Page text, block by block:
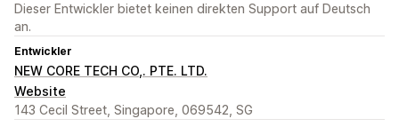
Dieser Entwickler bietet keinen direkten Support auf Deutsch
an.
Entwickler
NEW CORE TECH CO,. PTE. LTD.
Website
143 Cecil Street, Singapore, 069542, SG